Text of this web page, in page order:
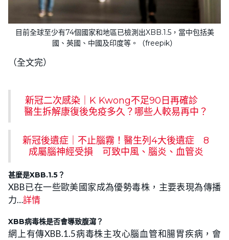
目前全球至少有74個國家和地區已檢測出XBB.1.5，當中包括美
國、英國、中國及印度等。（freepik）
（全文完）
新冠二次感染｜K Kwong不足90日再確診
醫生拆解康復後免疫多久？哪些人較易再中？
新冠後遺症｜不止腦霧！醫生列4大後遺症 8
成屬腦神經受損 可致中風、腦炎、血管炎
甚麼是XBB.1.5？
XBB已在一些歐美國家成為優勢毒株，主要表現為傳播
力…詳情
XBB病毒株是否會導致腹瀉？
網上有傳XBB.1.5病毒株主攻心腦血管和腸胃疾病，會